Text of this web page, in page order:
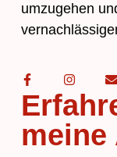
umzugehen
meine